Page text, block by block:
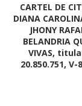
CARTEL DE
DIANA
JHONY
BELANDRIA
VIVAS,
20.850.751, V-